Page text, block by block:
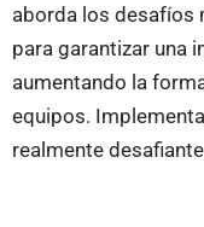
aborda los desafíos
para garantizar una
aumentando la
equipos.
realmente